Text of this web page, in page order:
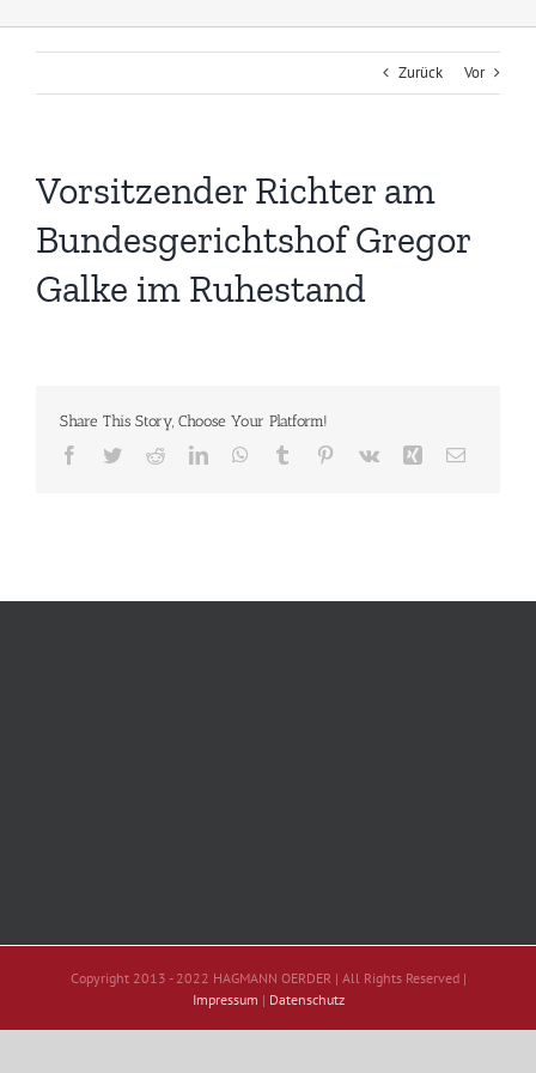
Zurück Vor
Vorsitzender Richter am
Bundesgerichtshof Gregor
Galke im Ruhestand
Share This Story, Choose Your Platform!
Facebook
TwitterRedditLinkedInWhatsApp
Tumblr Pinterest
Vk Xing E-
Copyright 2013 - 2022 HAGMANN OERDER | All Rights Reserved |
Impressum | Datenschutz